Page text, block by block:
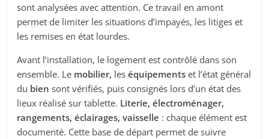
sont analysées avec attention. Ce travail en amont
permet de limiter les situations d’impayés, les litiges et
les remises en état lourdes.
Avant l’installation, le logement est contrôlé dans son
ensemble. Le mobilier, leséquipements et l’état général
du bien sont vérifiés, puis consignés lors d’un état des
lieux réalisé sur tablette. Literie, électroménager,
rangements, éclairages, vaisselle : chaque élément est
documenté. Cette base de départ permet de suivre